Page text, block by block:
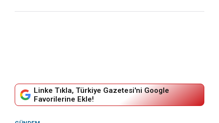
Linke Tıkla, Türkiye Gazetesi'ni Google
Favorilerine Ekle!